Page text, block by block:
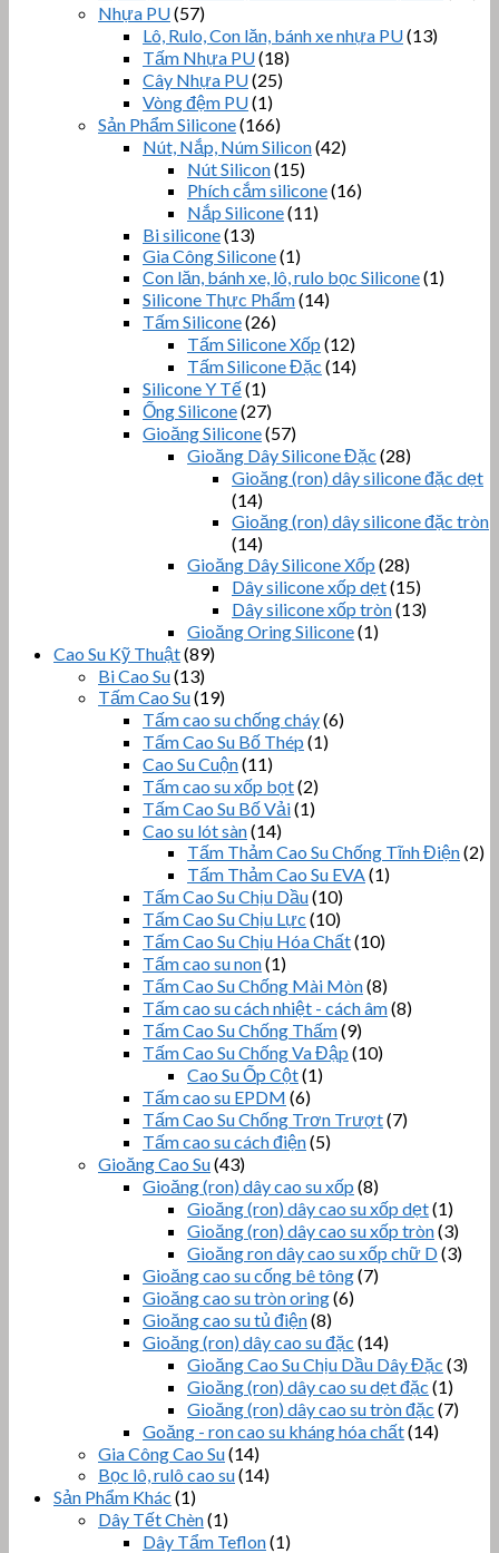
Nhựa PU(57)
Lô, Rulo, Con lăn, bánh xe nhựa PU(13)
Tấm Nhựa PU(18)
Cây Nhựa PU(25)
Vòng đệm PU(1)
Sản Phẩm Silicone(166)
Nút, Nắp, Núm Silicon(42)
Nút Silicon(15)
Phích cắm silicone(16)
Nắp Silicone(11)
Bi silicone(13)
Gia Công Silicone(1)
Con lăn, bánh xe, lô, rulo bọc Silicone(1)
Silicone Thực Phẩm(14)
Tấm Silicone(26)
Tấm Silicone Xốp (12)
Tấm Silicone Đặc (14)
Silicone Y Tế(1)
Ống Silicone(27)
Gioăng Silicone(57)
Gioăng Dây Silicone Đặc (28)
Gioăng (ron) dây silicone đặc dẹt
(14)
Gioăng (ron) dây silicone đặc tròn
(14)
Gioăng Dây Silicone Xốp (28)
Dây silicone xốp dẹt(15)
Dây silicone xốp tròn(13)
Gioăng Oring Silicone(1)
Cao Su Kỹ Thuật(89)
Bi Cao Su(13)
Tấm Cao Su(19)
Tấm cao su chống cháy(6)
Tấm Cao Su Bố Thép (1)
Cao Su Cuộn(11)
Tấm cao su xốp bọt(2)
Tấm Cao Su Bố Vải(1)
Cao su lót sàn(14)
Tấm Thảm Cao Su Chống Tĩnh Điện(2)
Tấm Thảm Cao Su EVA(1)
Tấm Cao Su Chịu Dầu(10)
Tấm Cao Su Chịu Lực (10)
Tấm Cao Su Chịu Hóa Chất(10)
Tấm cao su non(1)
Tấm Cao Su Chống Mài Mòn(8)
Tấm cao su cách nhiệt - cách âm(8)
Tấm Cao Su Chống Thấm(9)
Tấm Cao Su Chống Va Đập (10)
Cao Su Ốp Cột(1)
Tấm cao su EPDM (6)
Tấm Cao Su Chống Trơn Trượt(7)
Tấm cao su cách điện(5)
Gioăng Cao Su(43)
Gioăng (ron) dây cao su xốp (8)
Gioăng (ron) dây cao su xốp dẹt(1)
Gioăng (ron) dây cao su xốp tròn(3)
Gioăng ron dây cao su xốp chữ D(3)
Gioăng cao su cống bê tông(7)
Gioăng cao su tròn oring(6)
Gioăng cao su tủ điện(8)
Gioăng (ron) dây cao su đặc (14)
Gioăng Cao Su Chịu Dầu Dây Đặc (3)
Gioăng (ron) dây cao su dẹt đặc (1)
Gioăng (ron) dây cao su tròn đặc (7)
Goăng - ron cao su kháng hóa chất(14)
Gia Công Cao Su(14)
Bọc lô, rulô cao su(14)
Sản Phẩm Khác (1)
Dây Tết Chèn(1)
Dây Tẩm Teflon(1)